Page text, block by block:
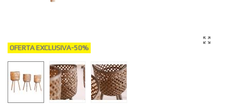
OFERTA EXCLUSIVA-50%